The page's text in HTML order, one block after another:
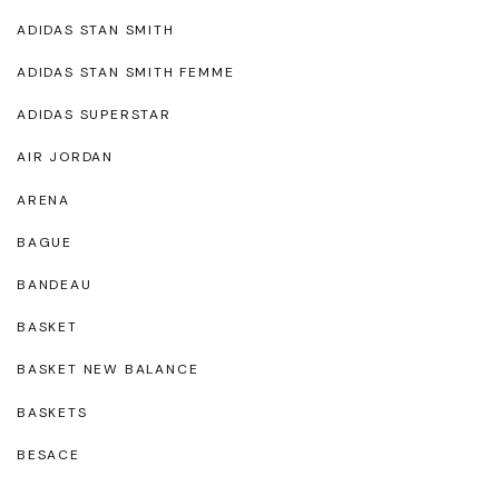
ADIDAS STAN SMITH
ADIDAS STAN SMITH FEMME
ADIDAS SUPERSTAR
AIR JORDAN
ARENA
BAGUE
BANDEAU
BASKET
BASKET NEW BALANCE
BASKETS
BESACE